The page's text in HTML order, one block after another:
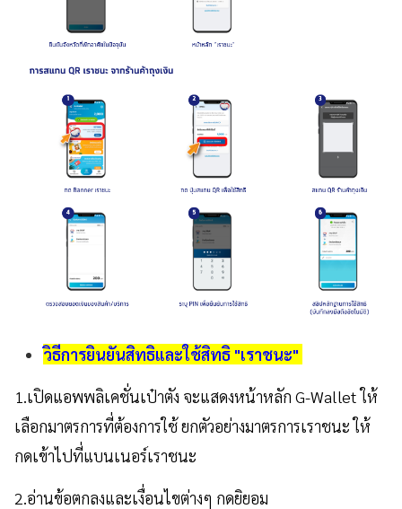
วิธีการยินยันสิทธิและใช้สิทธิ "เราชนะ"
1.เปิดแอพพลิเคชั่นเป๋าตัง จะแสดงหน้าหลัก G-Wallet ให้
เลือกมาตรการที่ต้องการใช้ ยกตัวอย่างมาตรการเราชนะ ให้
กดเข้าไปที่แบนเนอร์เราชนะ
2.อ่านข้อตกลงและเงื่อนไขต่างๆ กดยิยอม